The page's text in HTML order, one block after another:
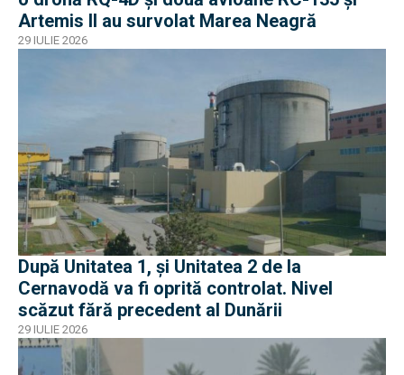
Artemis II au survolat Marea Neagră
29 IULIE 2026
După Unitatea 1, și Unitatea 2 de la
Cernavodă va fi oprită controlat. Nivel
scăzut fără precedent al Dunării
29 IULIE 2026